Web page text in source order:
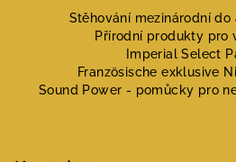
Stěhování mezinárodní do
Přírodní produkty pro
Imperial Select
Französische exklusive
Sound Power - pomůcky pro